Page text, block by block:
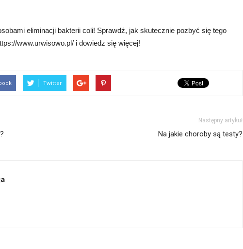
eliminacji bakterii coli! Sprawdź, jak skutecznie pozbyć się tego
www.urwisowo.pl/ i dowiedz się więcej!
Twitter
Następny artykuł
Na jakie choroby są testy?